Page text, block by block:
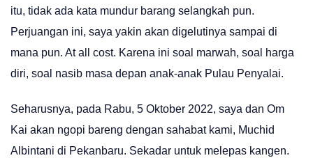
itu, tidak ada kata mundur barang selangkah pun.
Perjuangan ini, saya yakin akan digelutinya sampai di
mana pun. At all cost. Karena ini soal marwah, soal harga
diri, soal nasib masa depan anak-anak Pulau Penyalai.
Seharusnya, pada Rabu, 5 Oktober 2022, saya dan Om
Kai akan ngopi bareng dengan sahabat kami, Muchid
Albintani di Pekanbaru. Sekadar untuk melepas kangen.